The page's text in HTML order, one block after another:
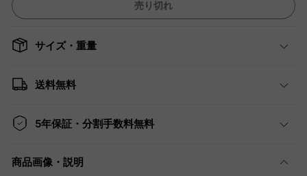
売り切れ
サイズ・重量
送料無料
5年保証・分割手数料無料
商品画像・説明